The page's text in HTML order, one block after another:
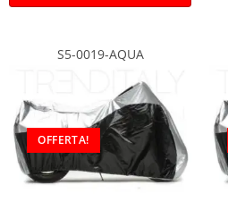
S5-0019-AQUA
OFFERTA!